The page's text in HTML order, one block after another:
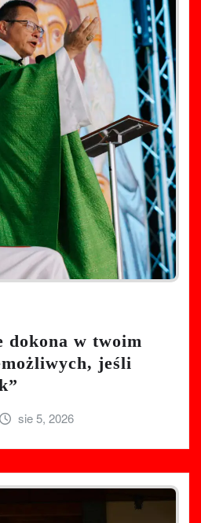
dokona w twoim
jeśli
sie 5, 2026